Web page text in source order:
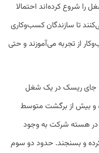
چهار شغل را شروع کرده‌ا‌ند احتمالا
تولید می‌کنند تا سازندگان کسب‌وکاری
از تجربه می‌آموزند و حتی
جای ریسک در یک شغل
و بیش از برگشت متوسط
در هسته شرکت به وجود
و بسنجند. حدود دو سوم